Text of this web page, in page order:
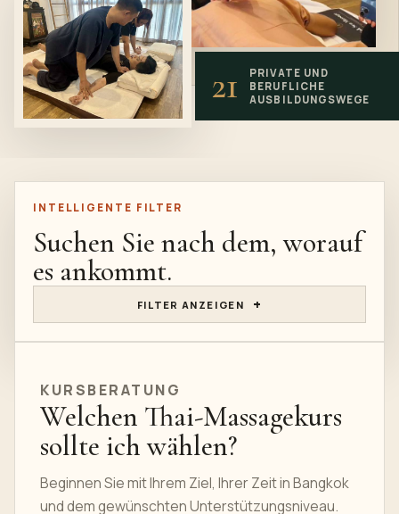
21
PRIVATE UND
BERUFLICHE
AUSBILDUNGSWEGE
INTELLIGENTE FILTER
Suchen Sie nach dem, worauf
es ankommt.
FILTER ANZEIGEN
KURSBERATUNG
Welchen Thai-Massagekurs
sollte ich wählen?
Beginnen Sie mit Ihrem Ziel, Ihrer Zeit inBangkok
und dem gewünschten Unterstützungsniveau.